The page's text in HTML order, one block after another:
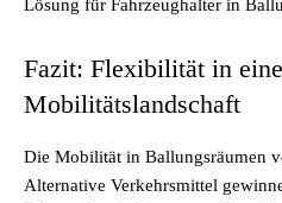
Lösung für Fahrzeughalter in
Fazit: Flexibilität in
Mobilitätslandschaft
Die Mobilität in Ballungsräumen
Alternative Verkehrsmittel